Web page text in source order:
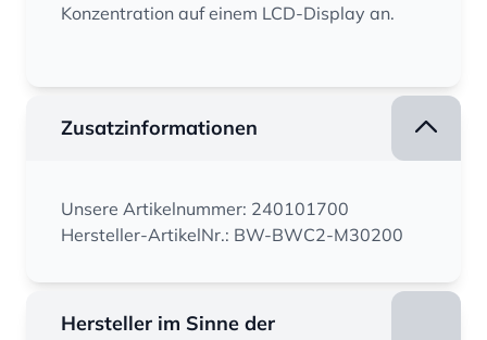
Konzentration auf einem LCD-Display an.
Zusatzinformationen
Unsere Artikelnummer: 240101700
Hersteller-ArtikelNr.: BW-BWC2-M30200
Hersteller im Sinne der